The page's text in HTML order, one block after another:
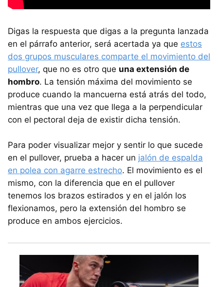
Digas la respuesta que digas a la pregunta lanzada
en el párrafo anterior, será acertada ya que estos
dos grupos musculares comparte el movimiento del
pullover, que no es otro que una extensión de
hombro. La tensión máxima del movimiento se
produce cuando la mancuerna está atrás del todo,
mientras que una vez que llega a la perpendicular
con el pectoral deja de existir dicha tensión.
Para poder visualizar mejor y sentir lo que sucede
en el pullover, prueba a hacer un jalón de espalda
en polea con agarre estrecho. El movimiento es el
mismo, con la diferencia que en el pullover
tenemos los brazos estirados y en el jalón los
flexionamos, pero la extensión del hombro se
produce en ambos ejercicios.